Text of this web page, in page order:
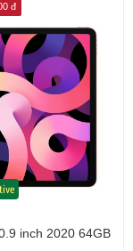
đ
inch 2020 64GB